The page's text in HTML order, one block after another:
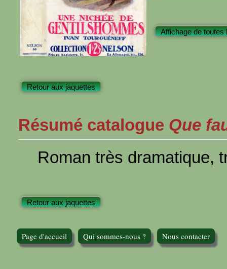
Affichage de toutes
Retour aux jaquettes
Résumé catalogue Que
Roman très dramatique,
Retour aux jaquettes
Page d'accueil Qui sommes-nous ? Nous contacter